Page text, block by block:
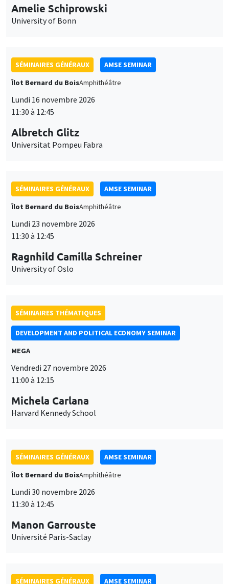
University of Bonn
SÉMINAIRES GÉNÉRAUX
AMSE SEMINAR
Îlot Bernard du BoisAmphithéâtre
11:30 à 12:45
Universitat Pompeu Fabra
SÉMINAIRES GÉNÉRAUX
AMSE SEMINAR
Îlot Bernard du BoisAmphithéâtre
11:30 à 12:45
University of Oslo
SÉMINAIRES THÉMATIQUES
DEVELOPMENT AND POLITICAL ECONOMY SEMINAR
MEGA
11:00 à 12:15
Harvard Kennedy School
SÉMINAIRES GÉNÉRAUX
AMSE SEMINAR
Îlot Bernard du BoisAmphithéâtre
11:30 à 12:45
Université Paris-Saclay
SÉMINAIRES GÉNÉRAUX AMSE SEMINAR